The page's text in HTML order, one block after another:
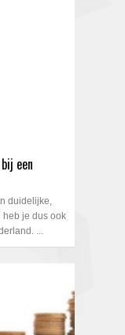
een
duidelijke,
heb je dus ook
...